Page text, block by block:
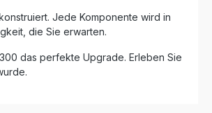
Jede Komponente wird in
die Sie erwarten.
das perfekte Upgrade. Erleben Sie